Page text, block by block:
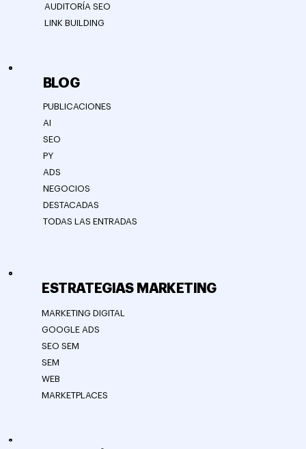
AUDITORÍA SEO
LINK BUILDING
ESTRATEGIAS MARKETING
MARKETING DIGITAL
GOOGLE ADS
SEO SEM
SEM
WEB
MARKETPLACES
BLOG
PUBLICACIONES
AI
SEO
PY
ADS
NEGOCIOS
DESTACADAS
TODAS LAS ENTRADAS